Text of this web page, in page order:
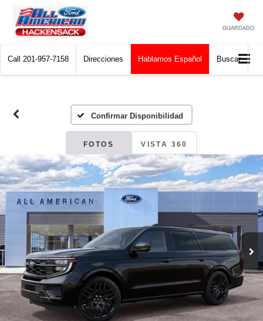
GUARDADO
Call 201-957-7158 Direcciones Hablamos Español Buscar
Confirmar Disponibilidad
FOTOS VISTA 360